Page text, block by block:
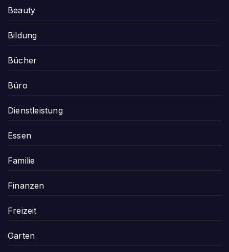
Beauty
Bildung
Bücher
Büro
Dienstleistung
Essen
Familie
Finanzen
Freizeit
Garten